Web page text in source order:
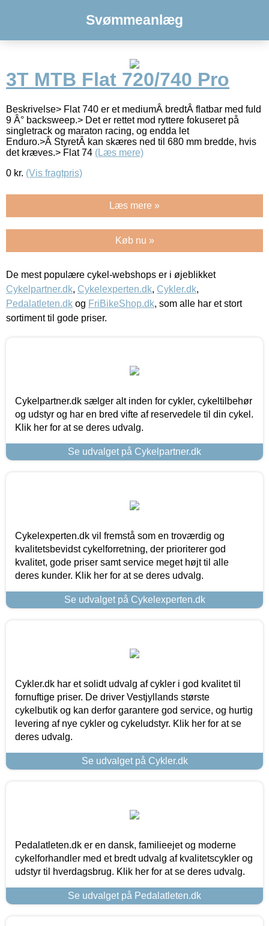
Svømmeanlæg
3T MTB Flat 720/740 Pro
Beskrivelse> Flat 740 er et mediumÂ bredtÂ flatbar med fuld
9 Â° backsweep.> Det er rettet mod ryttere fokuseret på
singletrack og maraton racing, og endda let
Enduro.>Â StyretÂ kan skæres ned til 680 mm bredde, hvis
det kræves.> Flat 74 (Læs mere)
0 kr. (Vis fragtpris)
Læs mere »
Køb nu »
De mest populære cykel-webshops er i øjeblikket
Cykelpartner.dk, Cykelexperten.dk, Cykler.dk,
Pedalatleten.dk og FriBikeShop.dk, som alle har et stort
sortiment til gode priser.
Cykelpartner.dk sælger alt inden for cykler, cykeltilbehør
og udstyr og har en bred vifte af reservedele til din cykel.
Klik her for at se deres udvalg.
Se udvalget på Cykelpartner.dk
Cykelexperten.dk vil fremstå som en troværdig og
kvalitetsbevidst cykelforretning, der prioriterer god
kvalitet, gode priser samt service meget højt til alle
deres kunder. Klik her for at se deres udvalg.
Se udvalget på Cykelexperten.dk
Cykler.dk har et solidt udvalg af cykler i god kvalitet til
fornuftige priser. De driver Vestjyllands største
cykelbutik og kan derfor garantere god service, og hurtig
levering af nye cykler og cykeludstyr. Klik her for at se
deres udvalg.
Se udvalget på Cykler.dk
Pedalatleten.dk er en dansk, familieejet og moderne
cykelforhandler med et bredt udvalg af kvalitetscykler og
udstyr til hverdagsbrug. Klik her for at se deres udvalg.
Se udvalget på Pedalatleten.dk